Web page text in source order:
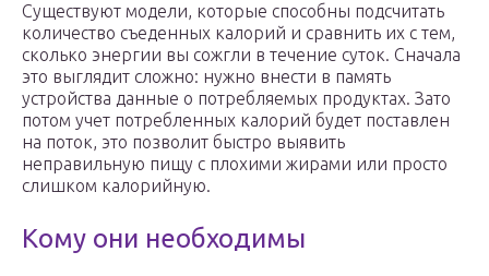
Существуют модели, которые способны подсчитать
количество съеденных калорий и сравнить их с тем,
сколько энергии вы сожгли в течение суток. Сначала
это выглядит сложно: нужно внести в память
устройства данные о потребляемых продуктах. Зато
потом учет потребленных калорий будет поставлен
на поток, это позволит быстро выявить
неправильную пищу с плохими жирами или просто
слишком калорийную.
Кому они необходимы